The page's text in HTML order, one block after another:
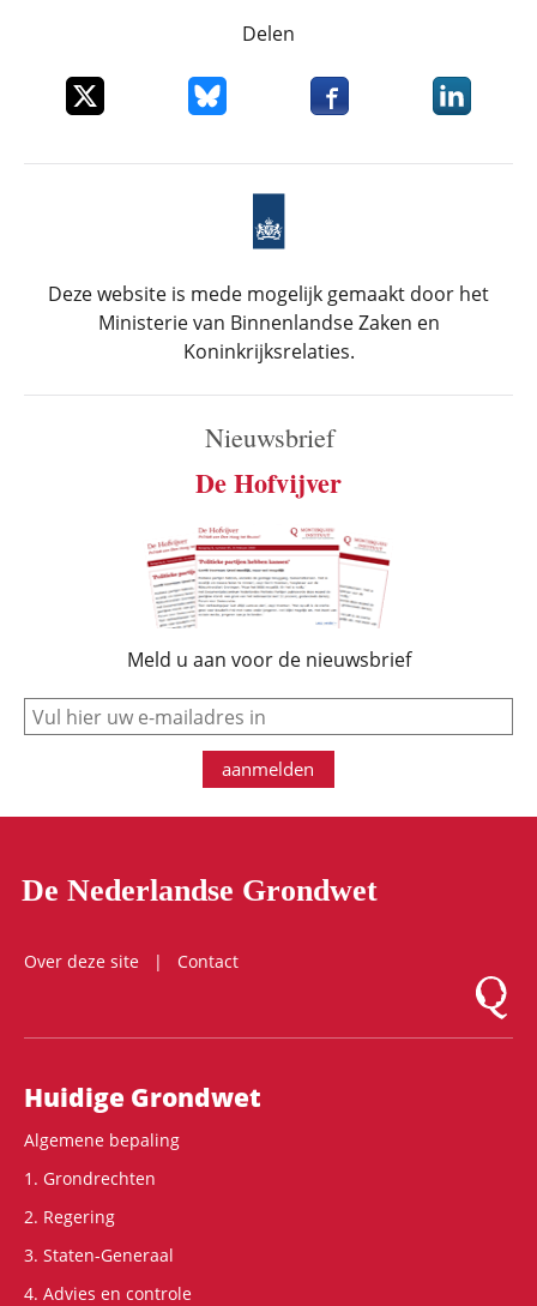
Delen
Deel dit item op XDeel dit item op Bluesky
Deel dit item opDeel dit
Deze website is mede mogelijk gemaakt door het
Ministerie van Binnenlandse Zaken en
Koninkrijksrelaties.
Nieuwsbrief
De Hofvijver
Meld u aan voor de nieuwsbrief
e-mail
aanmelden
De Nederlandse Grondwet
Over deze site
Contact
Logo
Hoofdnavigatie
Huidige Grondwet
Algemene bepaling
1. Grondrechten
2. Regering
3. Staten-Generaal
4. Advies en controle